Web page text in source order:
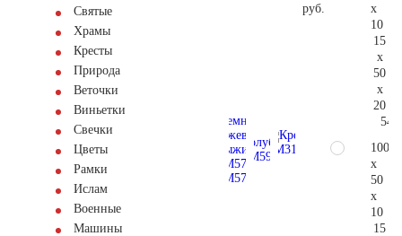
Святые
Храмы
Кресты
Природа
Веточки
Виньетки
Свечки
Цветы
Рамки
Ислам
Военные
Машины
руб.
x
10
15
x
50
x
20
100
x
50
x
10
15